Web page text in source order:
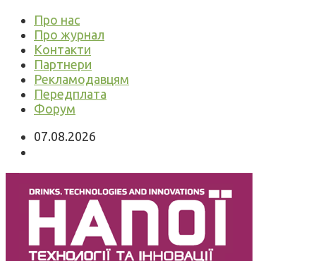
Про нас
Про журнал
Контакти
Партнери
Рекламодавцям
Передплата
Форум
07.08.2026